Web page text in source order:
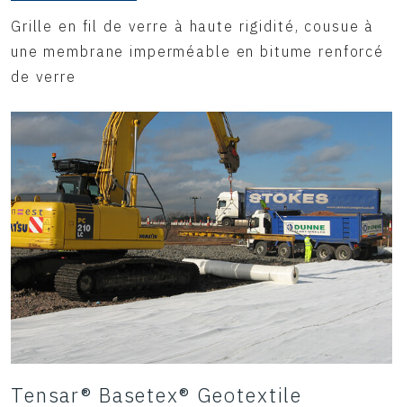
Grille en fil de verre à haute rigidité, cousue à
une membrane imperméable en bitume renforcé
de verre
Tensar® Basetex® Geotextile